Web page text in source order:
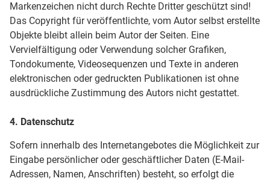
Markenzeichen nicht durch Rechte Dritter geschützt sind!
Das Copyright für veröffentlichte, vom Autor selbst erstellte
Objekte bleibt allein beim Autor der Seiten. Eine
Vervielfältigung oder Verwendung solcher Grafiken,
Tondokumente, Videosequenzen und Texte in anderen
elektronischen oder gedruckten Publikationen ist ohne
ausdrückliche Zustimmung des Autors nicht gestattet.
4. Datenschutz
Sofern innerhalb des Internetangebotes die Möglichkeit zur
Eingabe persönlicher oder geschäftlicher Daten (E-Mail-
Adressen, Namen, Anschriften) besteht, so erfolgt die